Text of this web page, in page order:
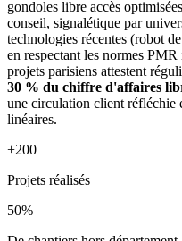
gondoles libre accès
conseil, signalétique par
technologies récentes (robot
en respectant les normes
projets parisiens attestent
30 % du chiffre d'affaires
une circulation client réfléchie
linéaires.
+200
Projets réalisés
50%